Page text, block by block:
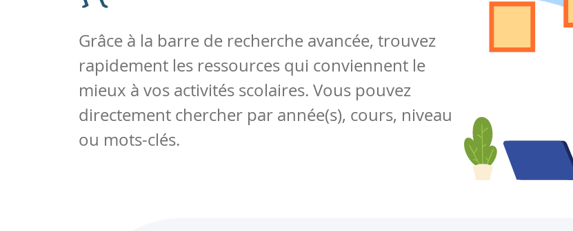
Grâce à la barre de recherche avancée, trouvez
rapidement les ressources qui conviennent le
mieux à vos activités scolaires. Vous pouvez
directement chercher par année(s), cours, niveau
ou mots-clés.